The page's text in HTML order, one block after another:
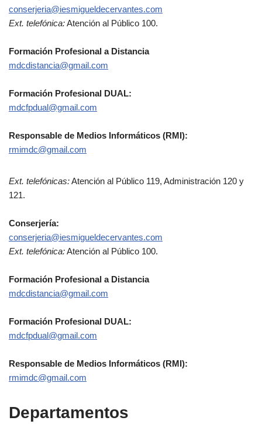
conserjeria@iesmigueldecervantes.com
Ext. telefónica:Atención al Público 100.
Formación Profesional a Distancia
mdcdistancia@gmail.com
Formación Profesional DUAL:
mdcfpdual@gmail.com
Responsable de Medios Informáticos (RMI):
rmimdc@gmail.com
Ext. telefónicas:Atención al Público 119, Administración 120 y
121.
Conserjería:
conserjeria@iesmigueldecervantes.com
Ext. telefónica:Atención al Público 100.
Formación Profesional a Distancia
mdcdistancia@gmail.com
Formación Profesional DUAL:
mdcfpdual@gmail.com
Responsable de Medios Informáticos (RMI):
rmimdc@gmail.com
Departamentos